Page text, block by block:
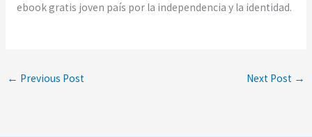
ebook gratis joven país por la independencia y la identidad.
← Previous Post Next Post →